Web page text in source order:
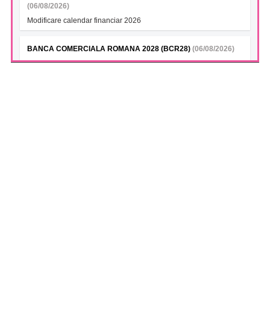
(06/08/2026)
Modificare calendar financiar 2026
BANCA COMERCIALA ROMANA 2028 (BCR28) (06/08/2026)
Modificare calendar financiar 2026